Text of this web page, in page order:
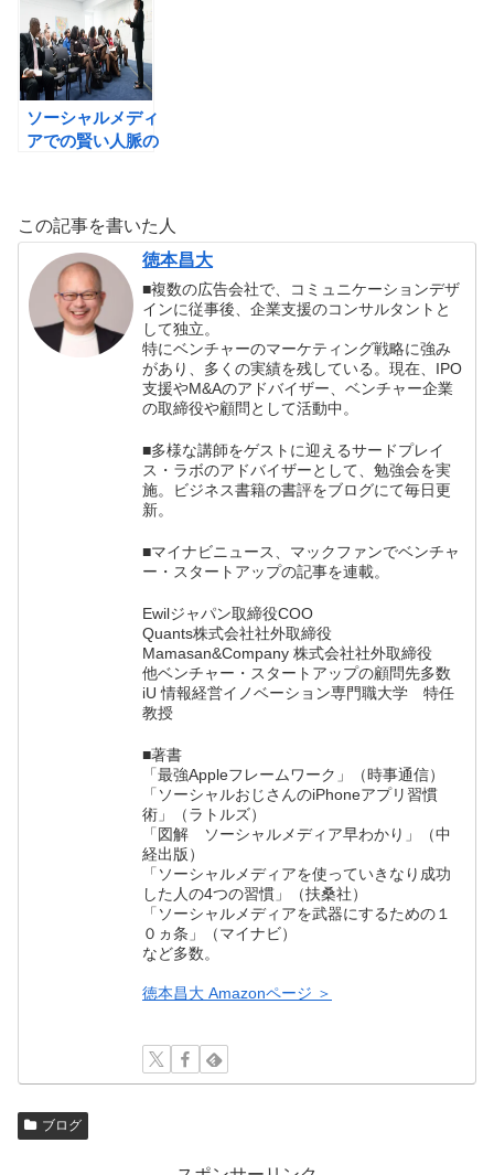
ソーシャルメディ
アでの賢い人脈の
この記事を書いた人
徳本昌大
■複数の広告会社で、コミュニケーションデザ
インに従事後、企業支援のコンサルタントと
して独立。
特にベンチャーのマーケティング戦略に強み
があり、多くの実績を残している。現在、IPO
支援やM&Aのアドバイザー、ベンチャー企業
の取締役や顧問として活動中。
■多様な講師をゲストに迎えるサードプレイ
ス・ラボのアドバイザーとして、勉強会を実
施。ビジネス書籍の書評をブログにて毎日更
新。
■マイナビニュース、マックファンでベンチャ
ー・スタートアップの記事を連載。
Ewilジャパン取締役COO
Quants株式会社社外取締役
Mamasan&Company 株式会社社外取締役
他ベンチャー・スタートアップの顧問先多数
iU 情報経営イノベーション専門職大学 特任
教授
■著書
「最強Appleフレームワーク」（時事通信）
「ソーシャルおじさんのiPhoneアプリ習慣
術」（ラトルズ）
「図解 ソーシャルメディア早わかり」（中
経出版）
「ソーシャルメディアを使っていきなり成功
した人の4つの習慣」（扶桑社）
「ソーシャルメディアを武器にするための１
０ヵ条」（マイナビ）
など多数。
徳本昌大 Amazonページ ＞
ブログ